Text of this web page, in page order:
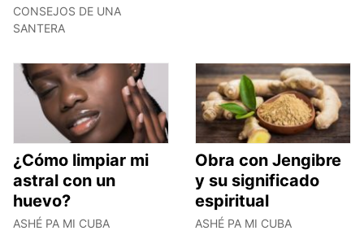
CONSEJOS DE UNA
SANTERA
¿Cómo limpiar mi
astral con un
huevo?
ASHÉ PA MI CUBA
Obra con Jengibre
y su significado
espiritual
ASHÉ PA MI CUBA